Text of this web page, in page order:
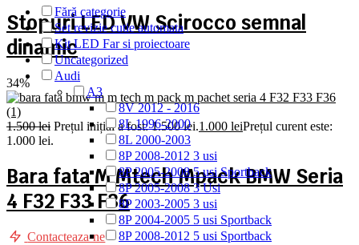
Stopuri LED VW Scirocco semnal
dinamic
34%
1.500lei Prețul inițial a fost: 1.500 lei.1.000 leiPrețul curent este:
1.000 lei.
Bara fata M Mtech Mpack BMW Seria
4 F32 F33 F36
Contacteaza-ne
Fără categorie
Set revizie cutie automata
Kit LED Far si proiectoare
Uncategorized
Audi
A3
8V 2012 - 2016
8L 1996-2000
8L 2000-2003
8P 2008-2012 3 usi
8P 2005-2008 5 usi Sportback
8P 2005-2008 3 Usi
8P 2003-2005 3 usi
8P 2004-2005 5 usi Sportback
8P 2008-2012 5 usi Sportback